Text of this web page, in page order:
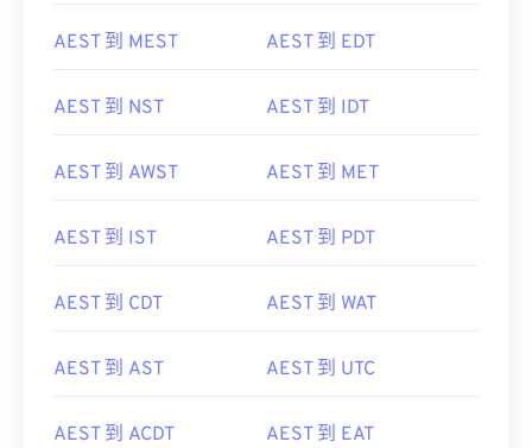
AEST 到 MEST AEST 到 EDT
AEST 到 NST AEST 到 IDT
AEST 到 AWST AEST 到 MET
AEST 到 IST AEST 到 PDT
AEST 到 CDT AEST 到 WAT
AEST 到 AST AEST 到 UTC
AEST 到 ACDT AEST 到 EAT